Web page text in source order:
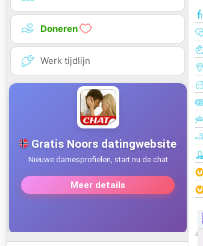
Doneren
Werk tijdlijn